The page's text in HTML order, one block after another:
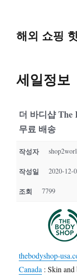
해외 쇼핑
세일정보
더 바디샵 The
무료 배송
작성자
작성일 2020-12-
조회 7799
thebodyshop-
Canada : Skin